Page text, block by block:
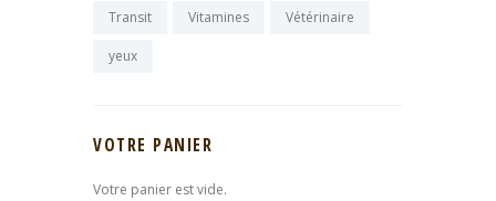
Transit Vitamines Vétérinaire
yeux
VOTRE PANIER
Votre panier est vide.